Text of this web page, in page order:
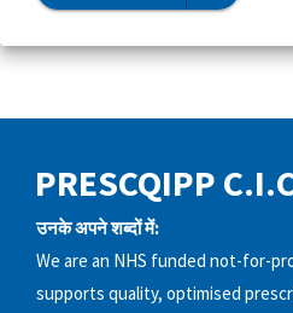
PRESCQIPP
उनके अपने शब्दों में:
We are an NHS funded not-for-
supports quality, optimised